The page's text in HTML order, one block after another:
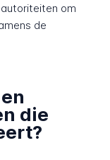
om
de
die